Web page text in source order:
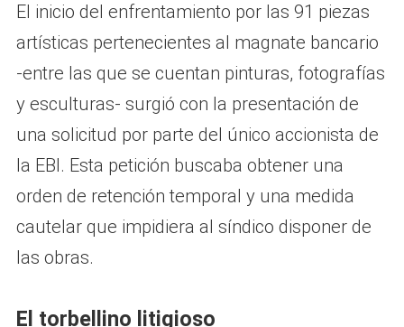
El inicio del enfrentamiento por las 91 piezas
artísticas pertenecientes al magnate bancario
-entre las que se cuentan pinturas, fotografías
y esculturas- surgió con la presentación de
una solicitud por parte del único accionista de
la EBI. Esta petición buscaba obtener una
orden de retención temporal y una medida
cautelar que impidiera al síndico disponer de
las obras.
El torbellino litigioso